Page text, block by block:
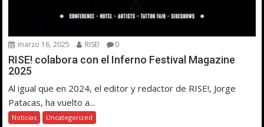
marzo 16, 2025 RISE! 0
RISE! colabora con el Inferno Festival Magazine
2025
Al igual que en 2024, el editor y redactor de RISE!, Jorge
Patacas, ha vuelto a...
Noticias Uncategorized